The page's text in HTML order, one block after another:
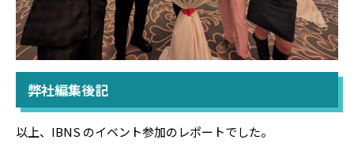
弊社編集後記
以上、IBNS のイベント参加のレポートでした。